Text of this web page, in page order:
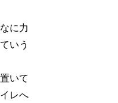
に力
いう
いて
レへ